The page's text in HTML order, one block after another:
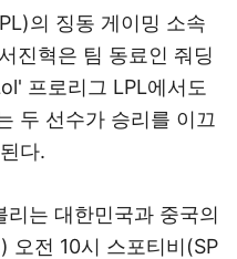
의 징동 게이밍 소속
진혁은 팀 동료인 줘딩
프로리그 LPL에서도
두 선수가 승리를 이끄
다.
는 대한민국과 중국의
오전 10시 스포티비(SP